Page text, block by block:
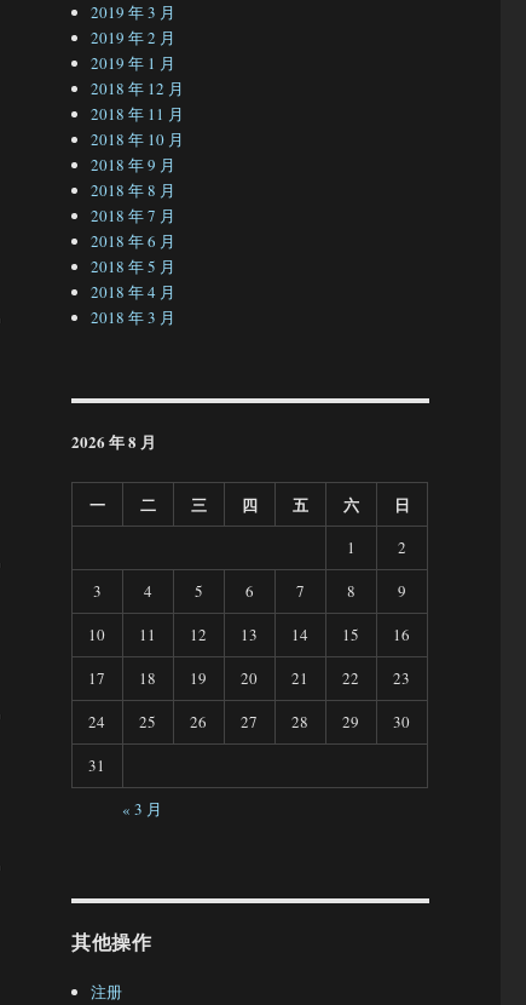
2019 年 3 月
2019 年 2 月
2019 年 1 月
2018 年 12 月
2018 年 11 月
2018 年 10 月
2018 年 9 月
2018 年 8 月
2018 年 7 月
2018 年 6 月
2018 年 5 月
2018 年 4 月
2018 年 3 月
2026 年 8 月
一 二 三 四 五 六 日
1
2
3
4 5 6 7 8
9
10
11 12 13 14 15
16
17
18 19 20 21 22
23
24
25 26 27 28 29
30
31
« 3 月
其他操作
注册